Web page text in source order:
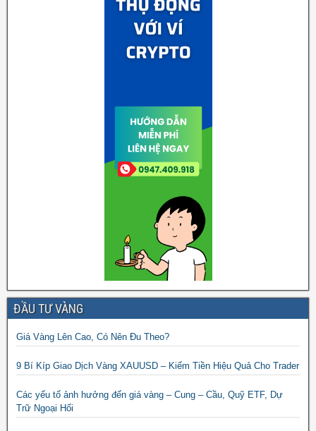
ĐẦU TƯ VÀNG
Giá Vàng Lên Cao, Có Nên Đu Theo?
9 Bí Kíp Giao Dịch Vàng XAUUSD – Kiếm Tiền Hiệu Quả Cho Trader
Các yếu tố ảnh hưởng đến giá vàng – Cung – Cầu, Quỹ ETF, Dự
Trữ Ngoại Hối